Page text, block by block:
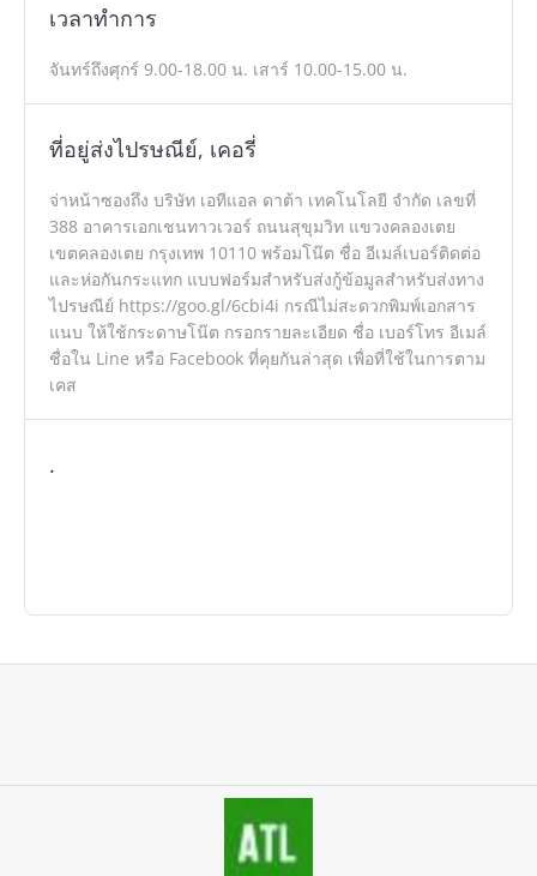
เวลาทำการ
จันทร์ถึงศุกร์ 9.00-18.00 น. เสาร์ 10.00-15.00 น.
ที่อยู่ส่งไปรษณีย์, เคอรี่
จ่าหน้าซองถึง บริษัท เอทีแอล ดาต้า เทคโนโลยี จำกัด เลขที่
388 อาคารเอกเชนทาวเวอร์ ถนนสุขุมวิท แขวงคลองเตย
เขตคลองเตย กรุงเทพ 10110 พร้อมโน๊ต ชื่อ อีเมล์เบอร์ติดต่อ
และห่อกันกระแทก แบบฟอร์มสำหรับส่งกู้ข้อมูลสำหรับส่งทาง
ไปรษณีย์ https://goo.gl/6cbi4i กรณีไม่สะดวกพิมพ์เอกสาร
แนบ ให้ใช้กระดาษโน๊ต กรอกรายละเอียด ชื่อ เบอร์โทร อีเมล์
ชื่อใน Line หรือ Facebook ที่คุยกันล่าสุด เพื่อที่ใช้ในการตาม
เคส
.